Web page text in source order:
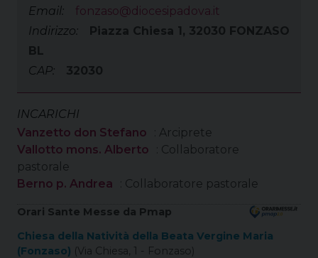
Email:
fonzaso@diocesipadova.it
Indirizzo:
Piazza Chiesa 1, 32030 FONZASO
BL
CAP:
32030
INCARICHI
Vanzetto don Stefano
: Arciprete
Vallotto mons. Alberto
: Collaboratore
pastorale
Berno p. Andrea
: Collaboratore pastorale
Orari Sante Messe da Pmap
Chiesa della Natività della Beata Vergine Maria
(Fonzaso) (Via Chiesa, 1 - Fonzaso)